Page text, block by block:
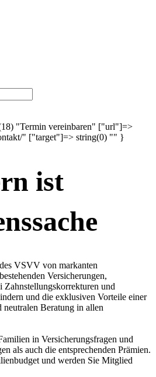
"Termin vereinbaren" ["url"]=>
" ["target"]=> string(0) "" }
ist
VSVV von markanten
Versicherungen,
Zahnstellungskorrekturen und
und die exklusiven Vorteile einer
Beratung in allen
in Versicherungsfragen und
als auch die entsprechenden Prämien.
und werden Sie Mitglied